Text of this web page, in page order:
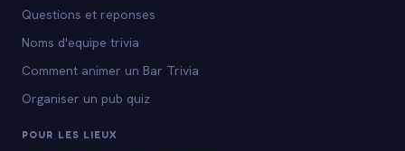
Questions et reponses
Noms d'equipe trivia
Comment animer un Bar Trivia
Organiser un pub quiz
POUR LES LIEUX